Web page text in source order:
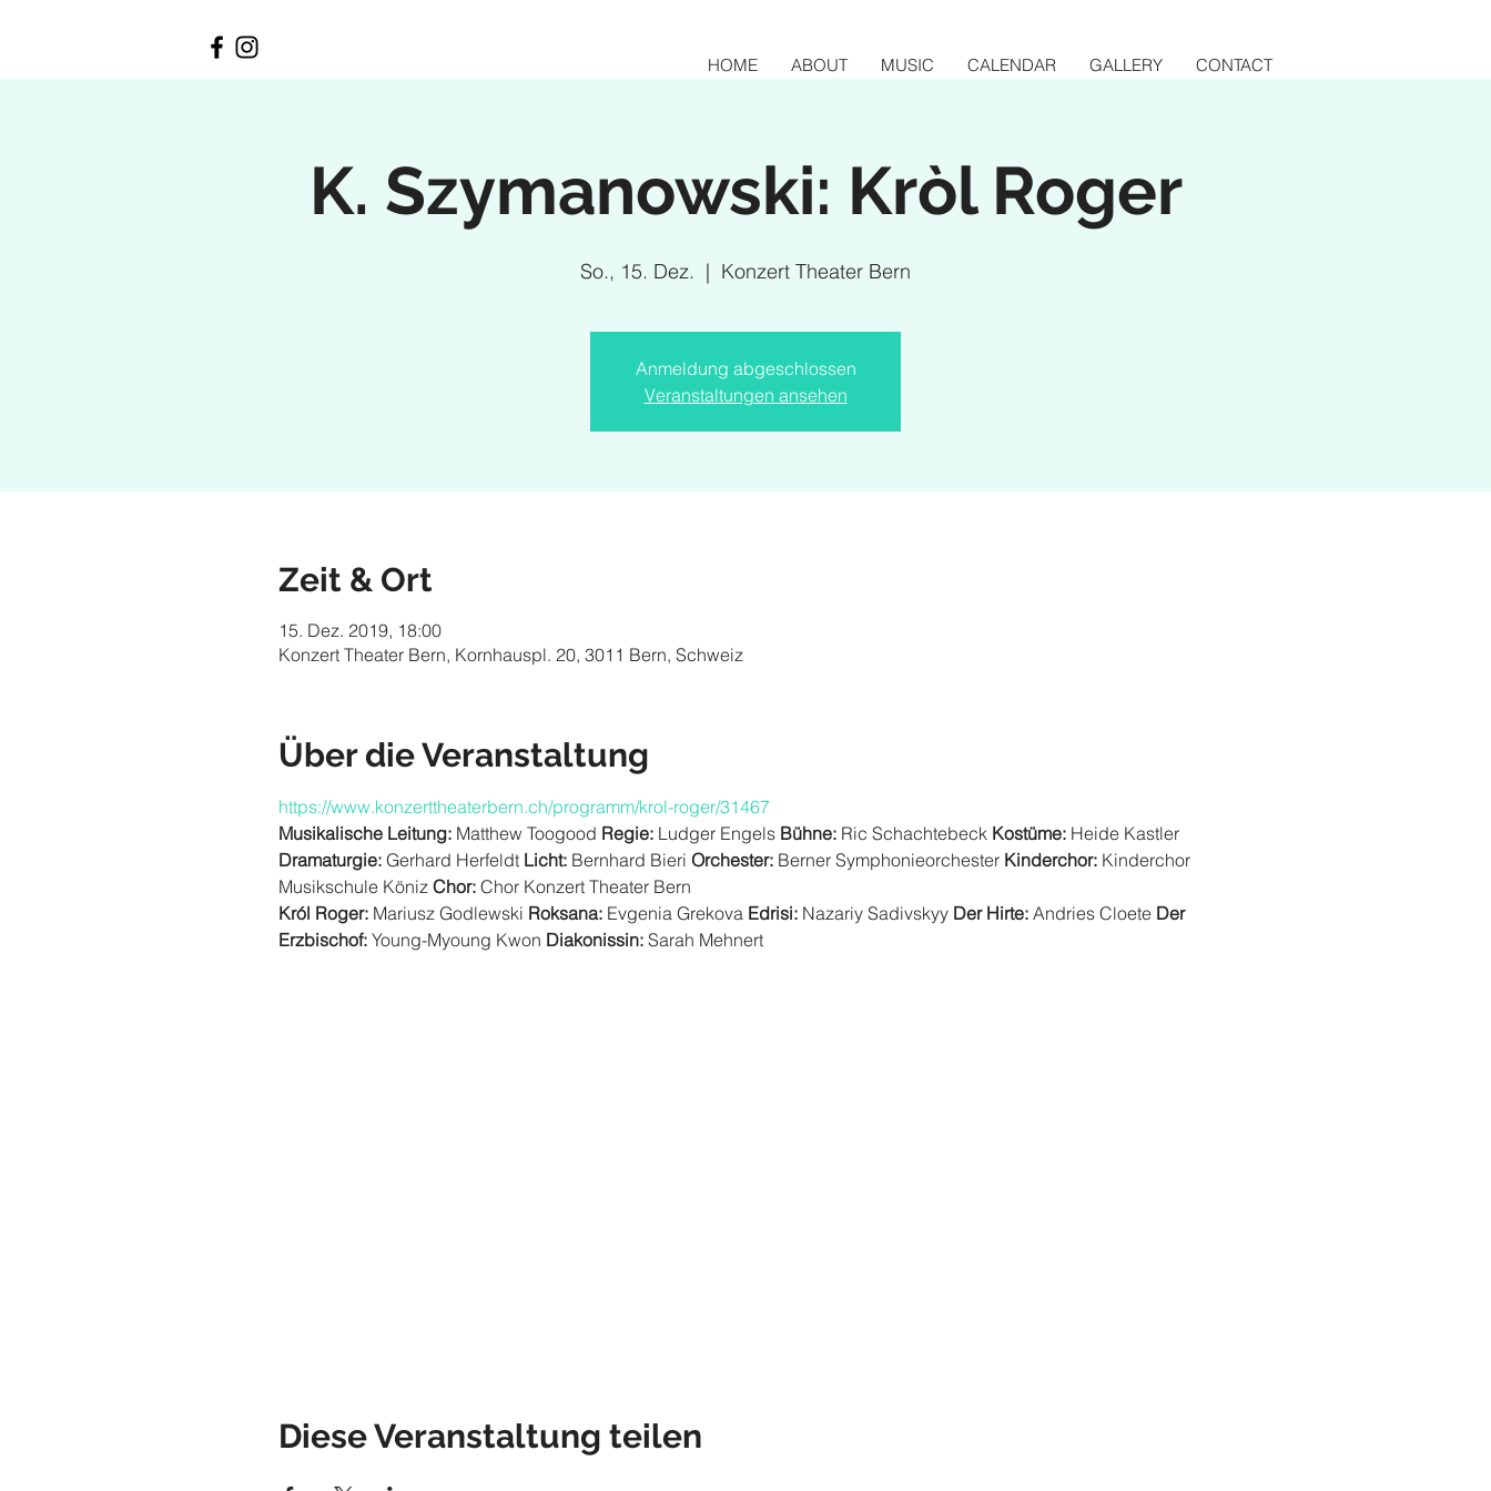
HOME ABOUT MUSIC CALENDAR GALLERY CONTACT
K. Szymanowski: Kròl Roger
So., 15. Dez.
  |
Konzert Theater Bern
Anmeldung abgeschlossen
Veranstaltungen ansehen
Zeit & Ort
15. Dez. 2019, 18:00
Konzert Theater Bern, Kornhauspl. 20, 3011 Bern, Schweiz
Über die Veranstaltung
https://www.konzerttheaterbern.ch/programm/krol-roger/31467
Musikalische Leitung: Matthew Toogood Regie: Ludger Engels Bühne: Ric Schachtebeck Kostüme: Heide Kastler
Dramaturgie: Gerhard Herfeldt Licht: Bernhard Bieri Orchester: Berner Symphonieorchester Kinderchor: Kinderchor
Musikschule Köniz Chor: Chor Konzert Theater Bern
Król Roger: Mariusz Godlewski Roksana: Evgenia Grekova Edrisi: Nazariy Sadivskyy Der Hirte: Andries Cloete Der
Erzbischof: Young-Myoung Kwon Diakonissin: Sarah Mehnert
Diese Veranstaltung teilen